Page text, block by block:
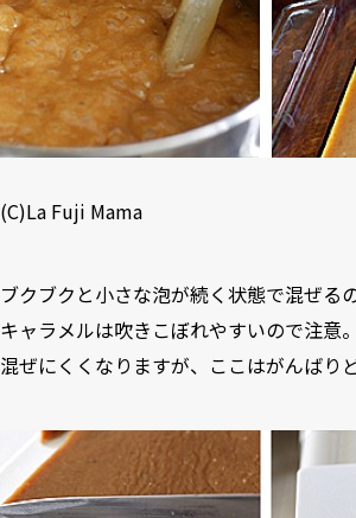
(C)La Fuji Mama
ブクブクと小さな泡が続く状態で混ぜる
キャラメルは吹きこぼれやすいので注意
混ぜにくくなりますが、ここはがんばり